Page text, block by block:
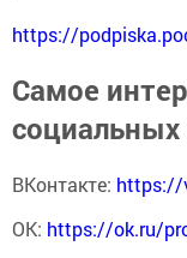
https://
Самое
социальных
ВКонтакте: https://
ОК: https://ok.ru/